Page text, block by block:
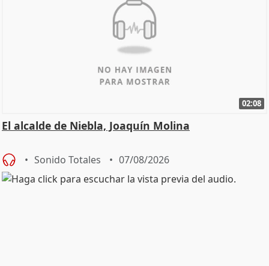
02:08
El alcalde de Niebla, Joaquín Molina
Sonido Totales 07/08/2026